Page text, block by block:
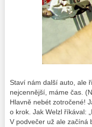
Staví nám další auto, ale
nejcennější, máme čas.
Hlavně nebét zotročené!
o krok. Jak Welzl říkával:
V podvečer už ale začíná